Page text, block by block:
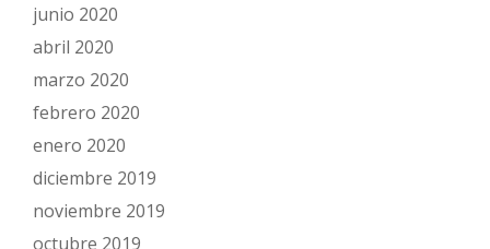
junio 2020
abril 2020
marzo 2020
febrero 2020
enero 2020
diciembre 2019
noviembre 2019
octubre 2019